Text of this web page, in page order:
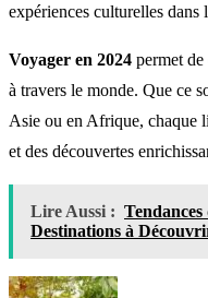
expériences culturelles
Voyager en 2024 permet
à travers le monde. Que ce
Asie ou en Afrique, chaque
et des découvertes
Lire Aussi :
Destinations à